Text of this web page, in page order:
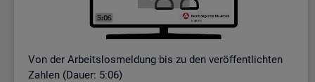
Von der Ar­beits­los­mel­dung bis zu den ver­öf­fent­lich­ten
Zah­len (Dauer: 5:06)